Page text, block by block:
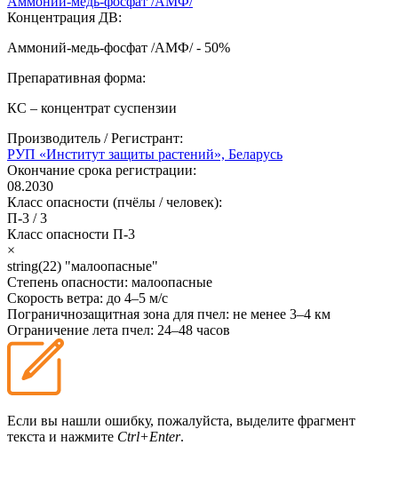
Концентрация ДВ:
Аммоний-медь-фосфат /АМФ/ - 50%
Препаративная форма:
КС – концентрат суспензии
Производитель / Регистрант:
РУП «Институт защиты растений», Беларусь
Окончание срока регистрации:
08.2030
Класс опасности (пчёлы / человек):
П-3 /3
Класс опасности П-3
×
string(22) "малоопасные"
Степень опасности: малоопасные
Скорость ветра: до 4–5 м/с
Пограничнозащитная зона для пчел: не менее 3–4 км
Ограничение лета пчел: 24–48 часов
Если вы нашли ошибку, пожалуйста, выделите фрагмент
текста и нажмите Ctrl+Enter.